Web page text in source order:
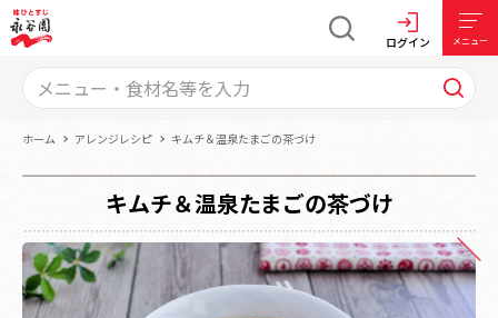
ログイン メニュー
ホーム アレンジレシピ キムチ＆温泉たまごの茶づけ
キムチ＆温泉たまごの茶づけ